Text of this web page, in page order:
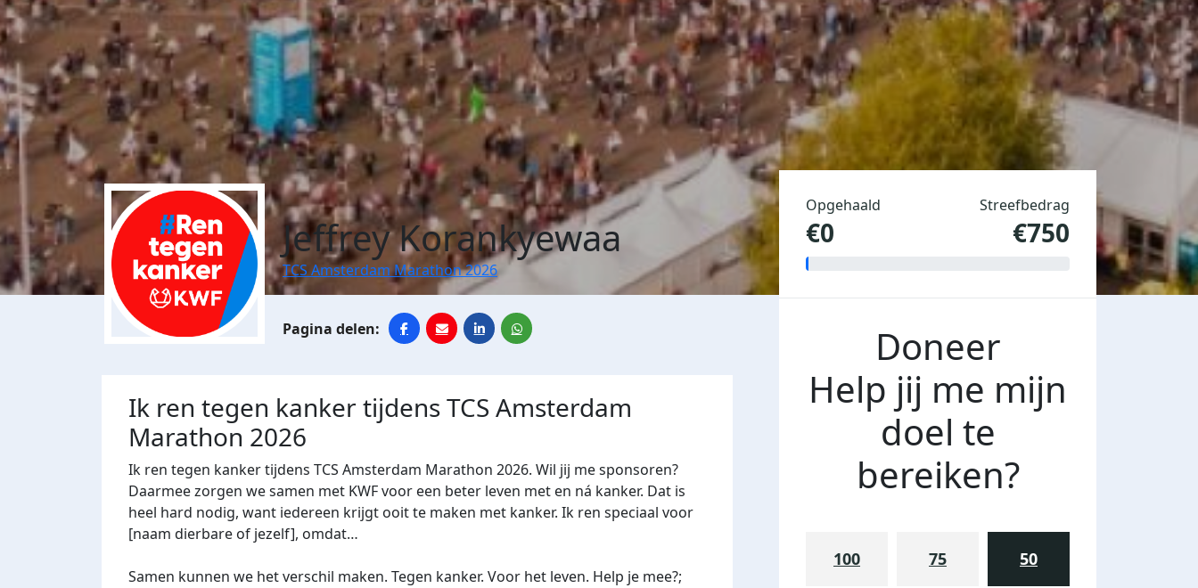
Jeffrey Korankyewaa
TCS Amsterdam Marathon 2026
Ik ren tegen kanker tijdens TCS Amsterdam
Marathon 2026
Ik ren tegen kanker tijdens TCS Amsterdam Marathon 2026. Wil jij me sponsoren?
Daarmee zorgen we samen met KWF voor een beter leven met en ná kanker. Dat is
heel hard nodig, want iedereen krijgt ooit te maken met kanker. Ik ren speciaal voor
[naam dierbare of jezelf], omdat…
Samen kunnen we het verschil maken. Tegen kanker. Voor het leven. Help je mee?;
Opgehaald
€0
Streefbedrag
€750
Doneer
Help jij me mijn
doel te
bereiken?
100 75 50